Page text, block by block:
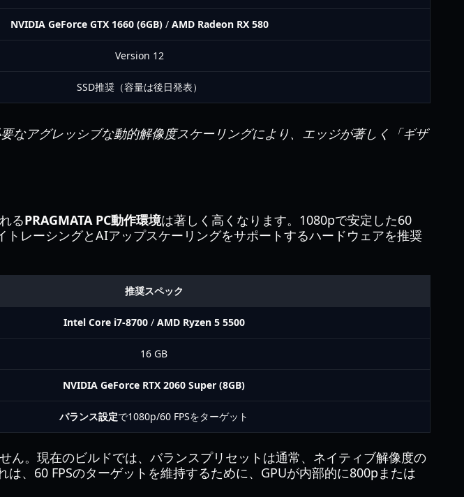
NVIDIA GeForce GTX 1660 (6GB) / AMD Radeon RX 580
Version 12
SSD推奨（容量は後日発表）
なアグレッシブな動的解像度スケーリングにより、エッジが著しく「ギザ
るPRAGMATA PC動作環境は著しく高くなります。1080pで安定した60
レーシングとAIアップスケーリングをサポートするハードウェアを推奨
推奨スペック
Intel Core i7-8700/ AMD Ryzen 5 5500
16 GB
NVIDIA GeForce RTX 2060 Super (8GB)
バランス設定で1080p/60 FPSをターゲット
。現在のビルドでは、バランスプリセットは通常、ネイティブ解像度の
、60 FPSのターゲットを維持するために、GPUが内部的に800pまたは